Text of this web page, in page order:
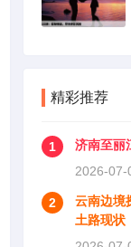
精彩推荐
1
济南至丽
2026-07-
2
云南边境
土路现状